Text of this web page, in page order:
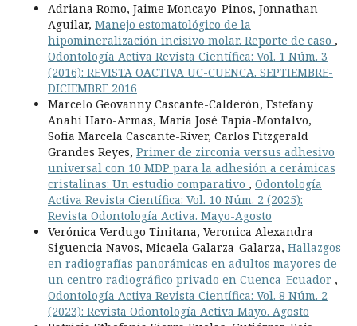
Adriana Romo, Jaime Moncayo-Pinos, Jonnathan
Aguilar, Manejo estomatológico de la
hipomineralización incisivo molar. Reporte de caso ,
Odontología Activa Revista Científica: Vol. 1 Núm. 3
(2016): REVISTA OACTIVA UC-CUENCA. SEPTIEMBRE-
DICIEMBRE 2016
Marcelo Geovanny Cascante-Calderón, Estefany
Anahí Haro-Armas, María José Tapia-Montalvo,
Sofía Marcela Cascante-River, Carlos Fitzgerald
Grandes Reyes, Primer de zirconia versus adhesivo
universal con 10 MDP para la adhesión a cerámicas
cristalinas: Un estudio comparativo , Odontología
Activa Revista Científica: Vol. 10 Núm. 2 (2025):
Revista Odontología Activa. Mayo-Agosto
Verónica Verdugo Tinitana, Veronica Alexandra
Siguencia Navos, Micaela Galarza-Galarza, Hallazgos
en radiografías panorámicas en adultos mayores de
un centro radiográfico privado en Cuenca-Ecuador ,
Odontología Activa Revista Científica: Vol. 8 Núm. 2
(2023): Revista Odontología Activa Mayo. Agosto